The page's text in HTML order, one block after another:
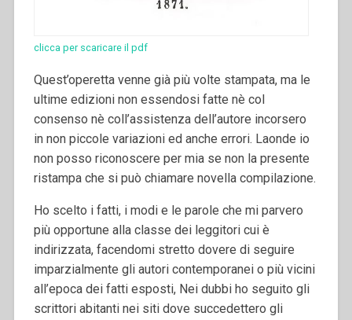
clicca per scaricare il pdf
Quest’operetta venne già più volte stampata, ma le
ultime edizioni non essendosi fatte nè col
consenso nè coll’assistenza dell’autore in­corsero
in non piccole variazioni ed anche errori. Laonde io
non posso riconoscere per mia se non la presente
ristampa che si può chiamare novella compilazione.
Ho scelto i fatti, i modi e le parole che mi parvero
più opportune alla classe dei leggitori cui è
indirizzata, facendomi stretto dovere di seguire
imparzialmente gli autori contempo­ranei o più vicini
all’epoca dei fatti esposti, Nei dubbi ho seguito gli
scrittori abitanti nei siti dove succedettero gli